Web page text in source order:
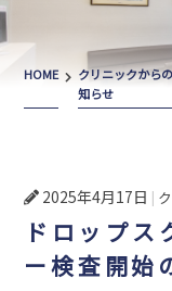
HOME
クリニックから
知らせ
2025年4月17日
ドロップス
ー検査開始